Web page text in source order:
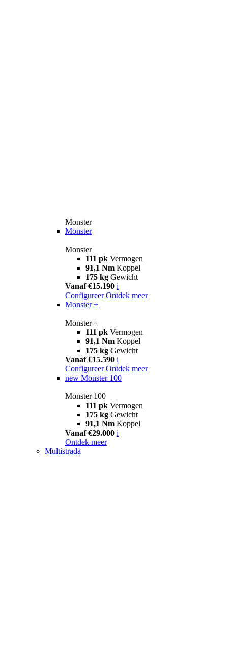
Monster
Monster
Monster
111 pk Vermogen
91,1 Nm Koppel
175 kg Gewicht
Vanaf €15.190 i
Configureer Ontdek meer
Monster +
Monster +
111 pk Vermogen
91,1 Nm Koppel
175 kg Gewicht
Vanaf €15.590 i
Configureer Ontdek meer
new Monster 100
Monster 100
111 pk Vermogen
175 kg Gewicht
91,1 Nm Koppel
Vanaf €29.000 i
Ontdek meer
Multistrada